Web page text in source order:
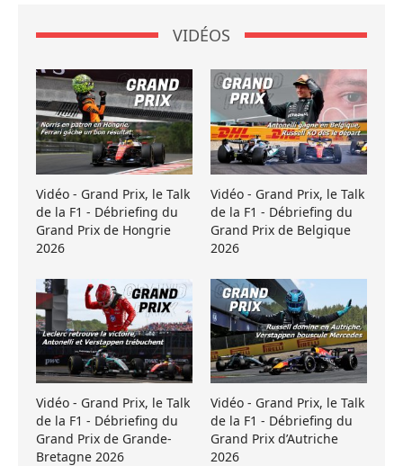
VIDÉOS
Vidéo - Grand Prix, le Talk
de la F1 - Débriefing du
Grand Prix de Hongrie
2026
Vidéo - Grand Prix, le Talk
de la F1 - Débriefing du
Grand Prix de Belgique
2026
Vidéo - Grand Prix, le Talk
de la F1 - Débriefing du
Grand Prix de Grande-
Bretagne 2026
Vidéo - Grand Prix, le Talk
de la F1 - Débriefing du
Grand Prix d’Autriche
2026